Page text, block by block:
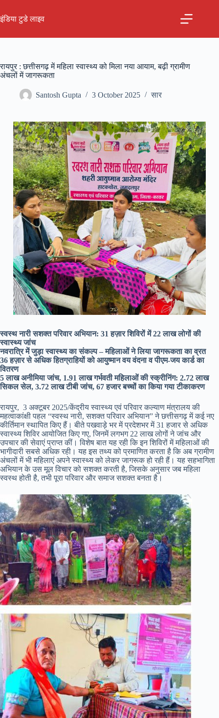
content
इंडिया टुडे लाइव
रायपुर : छत्तीसगढ़ में महिला स्वास्थ्य को मिला नया आयाम, बढ़ी ग्रामीण
अंचलों में जागरूकता
Santosh Gupta 3 October 2025 सार
स्वस्थ नारी सशक्त परिवार अभियान: 31 हज़ार शिविरों में 22 लाख लोगों की
स्वास्थ्य जांच
नवरात्रि में जुड़ा स्वास्थ्य का संकल्प – महिलाओं ने लिया जागरूकता का व्रत
36 हज़ार से अधिक हितग्राहियों को आयुष्मान वय वंदना व पीएम-जय कार्ड का
वितरण
5 लाख अनीमिया जांच, 1.91 लाख गर्भवती महिलाओं की स्क्रीनिंग: 2.72 लाख
सिकल सेल, 3.72 लाख टीबी जांच, 67 हजार बच्चों का किया गया टीकाकरण
रायपुर, 3 अक्टूबर 2025/केंद्रीय स्वास्थ्य एवं परिवार कल्याण मंत्रालय की
महत्वाकांक्षी पहल “स्वस्थ नारी, सशक्त परिवार अभियान” ने छत्तीसगढ़ में कई नए
कीर्तिमान स्थापित किए हैं। बीते पखवाड़े भर में प्रदेशभर में 31 हजार से अधिक
स्वास्थ्य शिविर आयोजित किए गए, जिनमें लगभग 22 लाख लोगों ने जांच और
उपचार की सेवाएं प्राप्त कीं। विशेष बात यह रही कि इन शिविरों में महिलाओं की
भागीदारी सबसे अधिक रही। यह इस तथ्य को प्रमाणित करता है कि अब ग्रामीण
अंचलों में भी महिलाएं अपने स्वास्थ्य को लेकर जागरूक हो रही हैं। यह सहभागिता
अभियान के उस मूल विचार को सशक्त करती है, जिसके अनुसार जब महिला
स्वस्थ होती है, तभी पूरा परिवार और समाज सशक्त बनता है।